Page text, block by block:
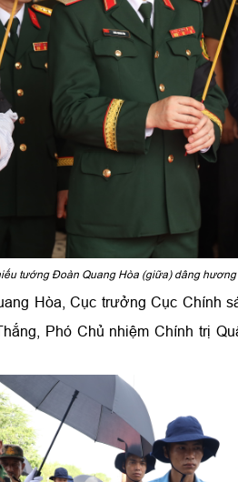
tướng Đoàn Quang Hòa (giữa) dâng
Hòa, Cục trưởng Cục Chính
Phó Chủ nhiệm Chính trị